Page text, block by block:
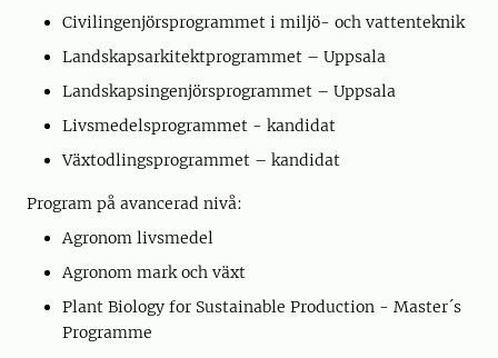
Civilingenjörsprogrammet i miljö- och vattenteknik
Landskapsarkitektprogrammet – Uppsala
Landskapsingenjörsprogrammet – Uppsala
Livsmedelsprogrammet - kandidat
Växtodlingsprogrammet – kandidat
Program på avancerad nivå:
Agronom livsmedel
Agronom mark och växt
Plant Biology for Sustainable Production - Master´s
Programme